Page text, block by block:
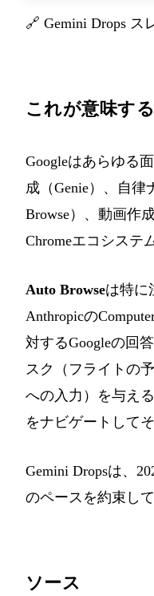
🔗 Gemini Drops ス
これが意味す
Googleはあらゆる
成（Genie）、自律
Browse）、動画作
Chromeエコシステ
Auto Browseは特に
Anthropicの
対するGoogleの回
スク（フライトの
への入力）を与え
をナビゲートして
Gemini Dropsは、
のペースを約束して
ソース